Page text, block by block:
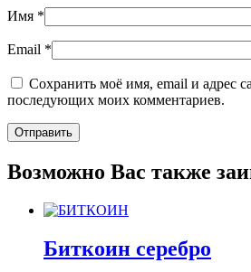
Имя *
Email *
Сохранить моё имя, email и адрес
последующих моих комментариев.
Возможно Вас также
Биткоин серебро